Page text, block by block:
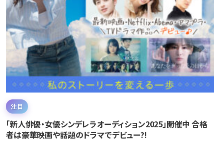
注目
「新人俳優・女優シンデレラオーディション2025」開催中 合格
者は豪華映画や話題のドラマでデビュー?!